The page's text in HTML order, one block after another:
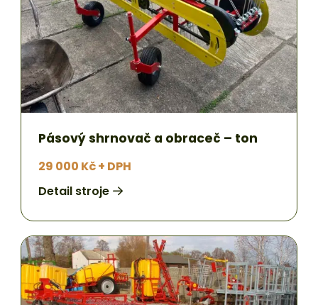
Pásový shrnovač a obraceč – ton
29 000 Kč + DPH
Detail stroje